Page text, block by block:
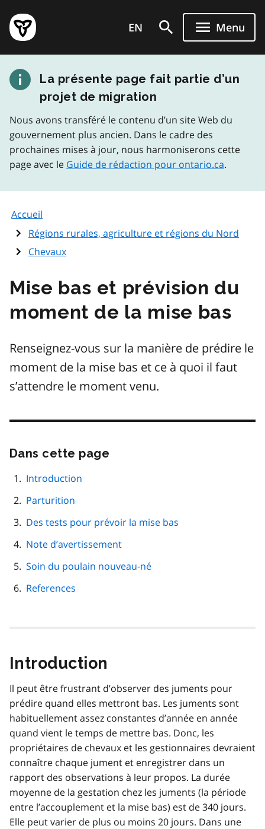
au
contenu
principal
Page
d'accueil
de
l'Ontario
EN Menu
La présente page fait partie d’un
projet de migration
Nous avons transféré le contenu d’un site Web du
gouvernement plus ancien. Dans le cadre des
prochaines mises à jour, nous harmoniserons cette
page avec le Guide de rédaction pour ontario.ca.
Accueil
Régions rurales, agriculture et régions du Nord
Chevaux
Mise bas et prévision du
moment de la mise bas
Renseignez-vous sur la manière de prédire le
moment de la mise bas et ce à quoi il faut
s’attendre le moment venu.
Dans cette page
Introduction
Parturition
Des tests pour prévoir la mise bas
Note d’avertissement
Soin du poulain nouveau-né
References
Introduction
Il peut être frustrant d’observer des juments pour
prédire quand elles mettront bas. Les juments sont
habituellement assez constantes d’année en année
quand vient le temps de mettre bas. Donc, les
propriétaires de chevaux et les gestionnaires devraient
connaître chaque jument et enregistrer dans un
rapport des observations à leur propos. La durée
moyenne de la gestation chez les juments (la période
entre l’accouplement et la mise bas) est de 340 jours.
Elle peut varier de plus ou moins 20 jours. Dans une